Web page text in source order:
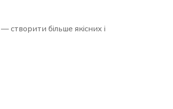
створити більше якісних і